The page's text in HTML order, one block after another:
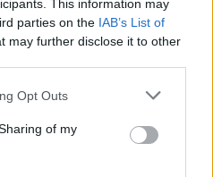
This information may
parties on the IAB’s List of
may further disclose it to other
uses one or more Google
behaviour. You may click to
and its third-party tags to
purposes in below Google
Opt Outs
of my